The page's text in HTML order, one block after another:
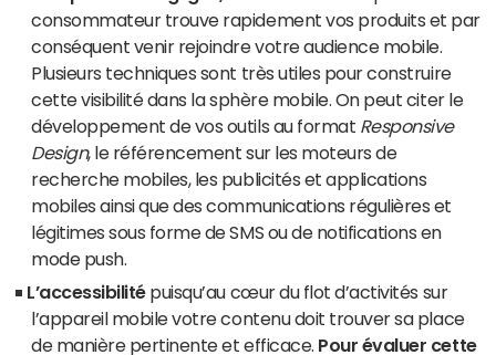
consommateur trouve rapidement vos produits et par
conséquent venir rejoindre votre audience mobile.
Plusieurs techniques sont très utiles pour construire
cette visibilité dans la sphère mobile. On peut citer le
développement de vos outils au format Responsive
Design, le référencement sur les moteurs de
recherche mobiles, les publicités et applications
mobiles ainsi que des communications régulières et
légitimes sous forme de SMS ou de notifications en
mode push.
L’accessibilitépuisqu’au cœur du flot d’activités sur
l’appareil mobile votre contenu doit trouver sa place
de manière pertinente et efficace. Pour évaluer cette